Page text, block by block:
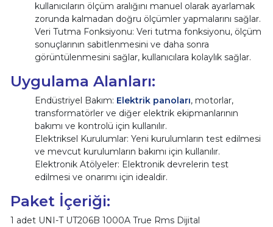
kullanıcıların ölçüm aralığını manuel olarak ayarlamak
zorunda kalmadan doğru ölçümler yapmalarını sağlar.
Veri Tutma Fonksiyonu: Veri tutma fonksiyonu, ölçüm
sonuçlarının sabitlenmesini ve daha sonra
görüntülenmesini sağlar, kullanıcılara kolaylık sağlar.
Uygulama Alanları:
Endüstriyel Bakım: Elektrik panoları, motorlar,
transformatörler ve diğer elektrik ekipmanlarının
bakımı ve kontrolü için kullanılır.
Elektriksel Kurulumlar: Yeni kurulumların test edilmesi
ve mevcut kurulumların bakımı için kullanılır.
Elektronik Atölyeler: Elektronik devrelerin test
edilmesi ve onarımı için idealdir.
Paket İçeriği:
1 adet UNI-T UT206B 1000A True Rms Dijital